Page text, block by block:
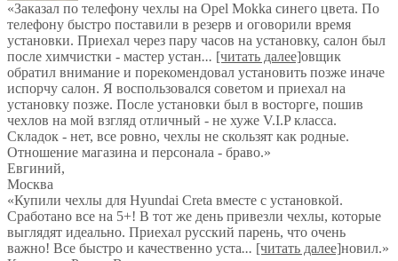
«Заказал по телефону чехлы на Opel Mokka синего цвета. По
телефону быстро поставили в резерв и оговорили время
установки. Приехал через пару часов на установку, салон был
после химчистки - мастер устан... [читать далее]овщик
обратил внимание и порекомендовал установить позже иначе
испорчу салон. Я воспользовался советом и приехал на
установку позже. После установки был в восторге, пошив
чехлов на мой взгляд отличный - не хуже V.I.P класса.
Складок - нет, все ровно, чехлы не скользят как родные.
Отношение магазина и персонала - браво.»
Евгиний,
Москва
«Купили чехлы для Hyundai Creta вместе с установкой.
Сработано все на 5+! В тот же день привезли чехлы, которые
выглядят идеально. Приехал русский парень, что очень
важно! Все быстро и качественно уста... [читать далее]новил.»